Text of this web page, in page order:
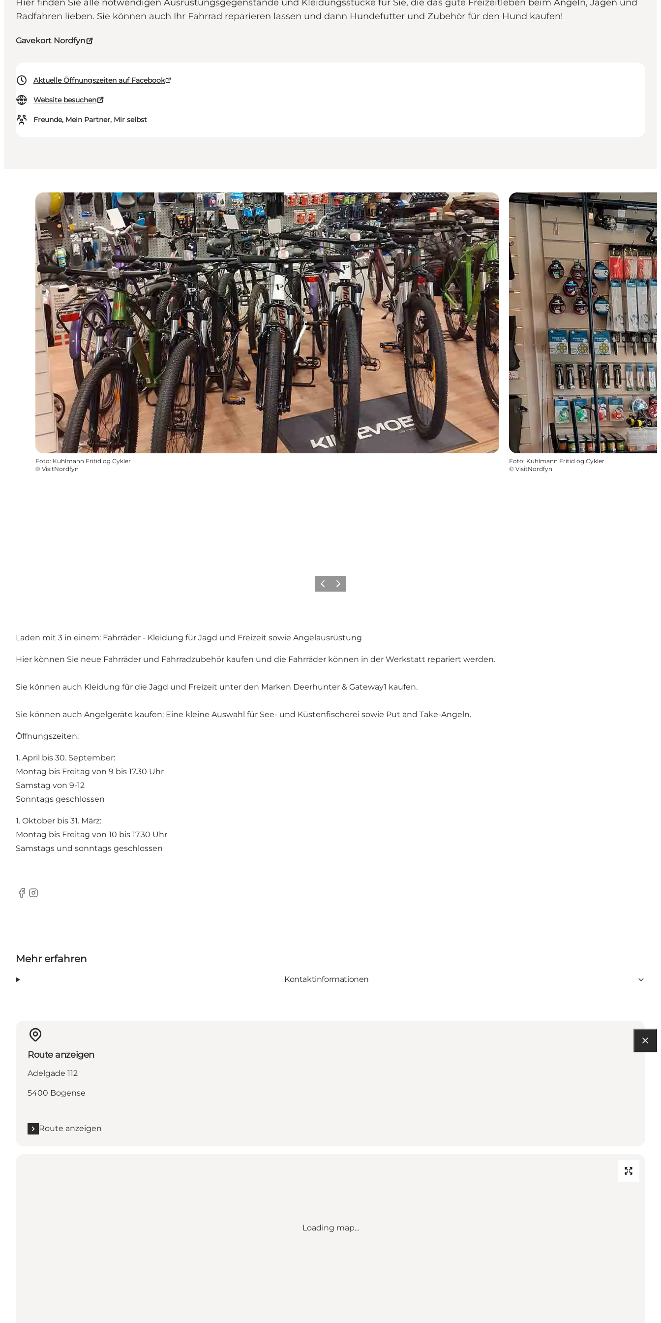
Hier finden Sie alle notwendigen Ausrüstungsgegenstände und Kleidungsstücke für Sie, die das gute Freizeitleben beim Angeln, Jagen und
Radfahren lieben. Sie können auch Ihr Fahrrad reparieren lassen und dann Hundefutter und Zubehör für den Hund kaufen!
Gavekort Nordfyn
Aktuelle Öffnungszeiten auf Facebook
Website besuchen
Freunde, Mein Partner, Mir selbst
Foto: Kuhlmann Fritid og Cykler
© VisitNordfyn
Foto: Kuhlmann Fritid og Cykler
© VisitNordfyn
ZurückWeiter
Laden mit 3 in einem: Fahrräder - Kleidung für Jagd und Freizeit sowie Angelausrüstung
Hier können Sie neue Fahrräder und Fahrradzubehör kaufen und die Fahrräder können in der Werkstatt repariert werden.
Sie können auch Kleidung für die Jagd und Freizeit unter den Marken Deerhunter & Gateway1 kaufen.
Sie können auch Angelgeräte kaufen: Eine kleine Auswahl für See- und Küstenfischerei sowie Put and Take-Angeln.
Öffnungszeiten:
1. April bis 30. September:
Montag bis Freitag von 9 bis 17.30 Uhr
Samstag von 9-12
Sonntags geschlossen
1. Oktober bis 31. März:
Montag bis Freitag von 10 bis 17.30 Uhr
Samstags und sonntags geschlossen
Facebook
Instagram
Mehr erfahren
Kontaktinformationen
Route anzeigen
Adelgade 112
5400 Bogense
Route anzeigen
Loading map...